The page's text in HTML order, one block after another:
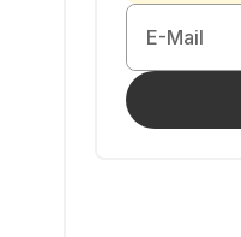
E-Mail